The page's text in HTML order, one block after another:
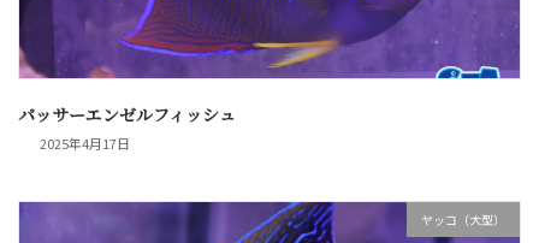
パッサーエンゼルフィッシュ
2025年4月17日
ヤッコ（大型）